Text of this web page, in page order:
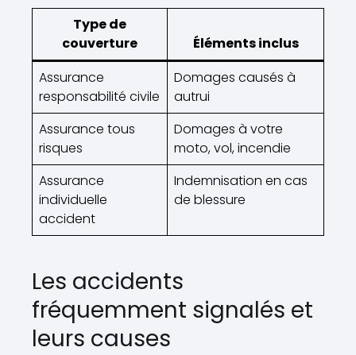
Type de
couverture
Éléments inclus
Assurance
responsabilité civile
Domages causés à
autrui
Assurance tous
risques
Domages à votre
moto, vol, incendie
Assurance
individuelle
accident
Indemnisation en cas
de blessure
Les accidents
fréquemment signalés et
leurs causes